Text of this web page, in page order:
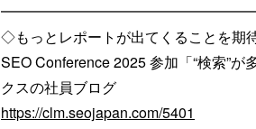
◇もっとレポートが出てくることを期
SEO Conference 2025 参加「“検索”
クスの社員ブログ
https://clm.seojapan.com/5401